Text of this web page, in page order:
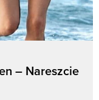
– Nareszcie